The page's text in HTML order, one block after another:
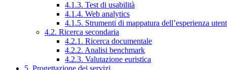
4.1.3. Test di usabilità
4.1.4. Web analytics
4.1.5. Strumenti di mappatura dell’esperienza
4.2. Ricerca secondaria
4.2.1. Ricerca documentale
4.2.2. Analisi benchmark
4.2.3. Valutazione euristica
5. Progettazione dei servizi